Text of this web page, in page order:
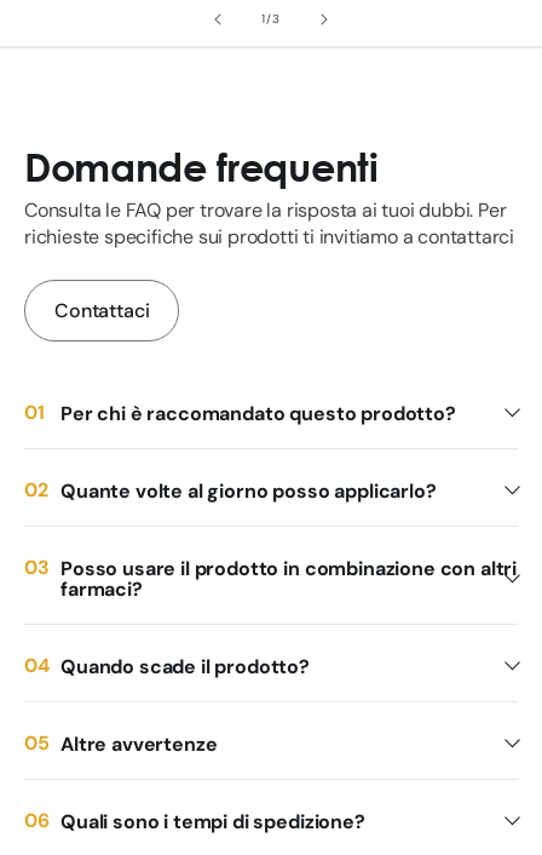
1/su
3
Domande frequenti
Consulta le FAQ per trovare la risposta ai tuoi dubbi. Per
richieste specifiche sui prodotti ti invitiamo a contattarci
Contattaci
Per chi è raccomandato questo prodotto?
Quante volte al giorno posso applicarlo?
Posso usare il prodotto in combinazione con altri
farmaci?
Quando scade il prodotto?
Altre avvertenze
Quali sono i tempi di spedizione?